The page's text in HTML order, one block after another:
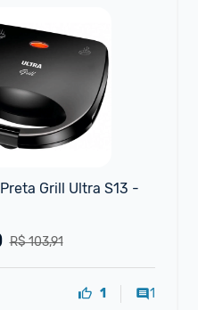
Grill Ultra S13 -
R$ 103,91
1 1